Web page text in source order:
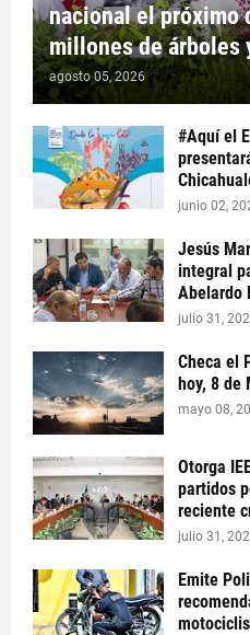
nacional el próximo
millones de árboles
agosto 05, 2026
#Aquí el
junio 02,
Jesús
integral
Abelardo
julio 31,
Checa el
hoy, 8 de
mayo 08,
Otorga
partidos
reciente
julio 31,
Emite